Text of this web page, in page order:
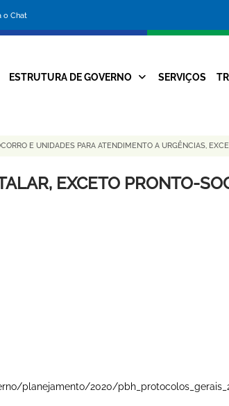
o Chat
da
Prefeitura
Navegação
ESTRUTURA DE GOVERNO SERVIÇOS
E UNIDADES PARA ATENDIMENTO A URGÊNCIAS,
EXCETO PRONTO-
planejamento/2020/